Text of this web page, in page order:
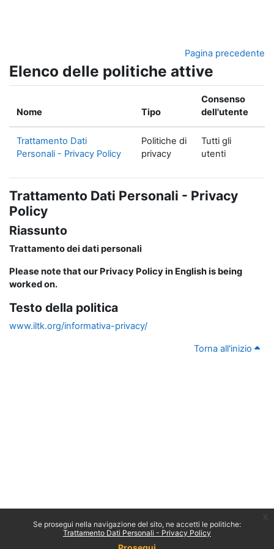
Se prosegui nella navigazione del sito, ne accetti le politiche:
Trattamento Dati Personali - Privacy Policy
Pagina precedente
Elenco delle politiche attive
Nome Tipo
Consenso
dell'utente
Trattamento Dati
Personali - Privacy Policy
Politiche di
privacy
Tutti gli
utenti
Trattamento Dati Personali - Privacy
Policy
Riassunto
Trattamento dei dati personali
Please note that our Privacy Policy in English is being
worked on.
Testo della politica
www.iltk.org/informativa-privacy/
Torna all'inizio